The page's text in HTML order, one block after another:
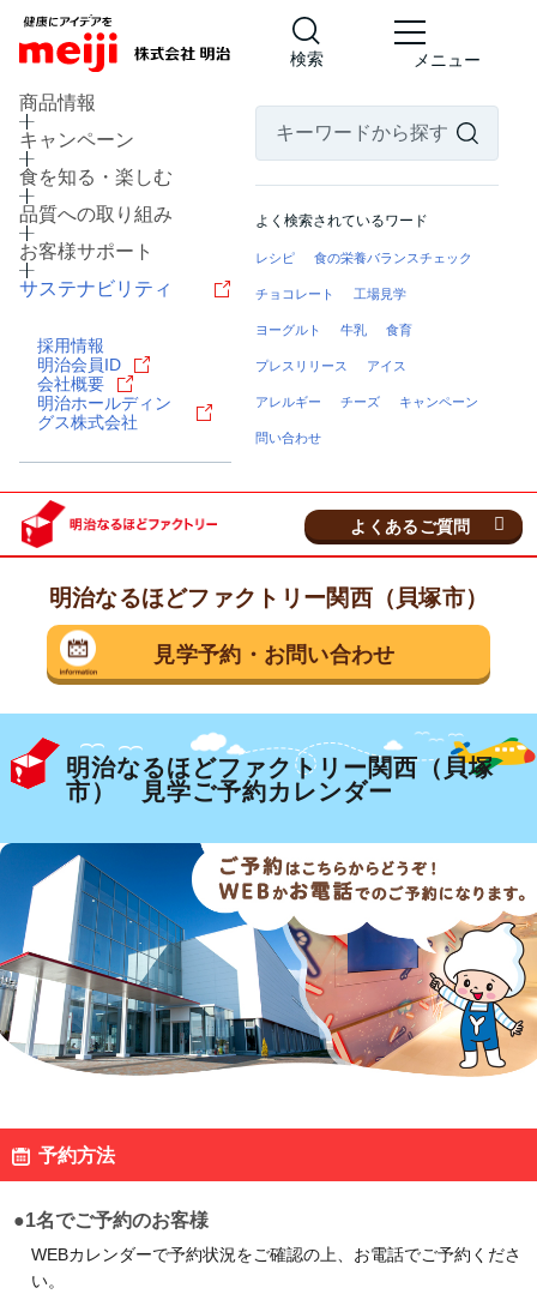
検索 メニュー
商品情報
キャンペーン
食を知る・楽しむ
品質への取り組み
お客様サポート
サステナビリティ
採用情報
明治会員ID
会社概要
明治ホールディン
グス株式会社
よく検索されているワード
レシピ 食の栄養バランスチェック
チョコレート 工場見学
ヨーグルト 牛乳 食育
プレスリリース アイス
アレルギー チーズ キャンペーン
問い合わせ
見学予約 ・ お問い合わせ
よくあるご質問
明治なるほどファクトリー
見学予約・お問い合わせ
茨城県 守谷市
乳製品の工場
守谷
見学予約・お問い合わせ
埼玉県 坂戸市
お菓子の工場
明治なるほどファクトリー
見学予約・お問い合わせ
明治なるほどファクトリー
東海
明治なるほどファクトリー関西（貝塚市）
明治なるほどファクトリー関西（貝塚
市） 見学ご予約カレンダー
予約方法
●1名でご予約のお客様
WEBカレンダーで予約状況をご確認の上、お電話でご予約くださ
い。